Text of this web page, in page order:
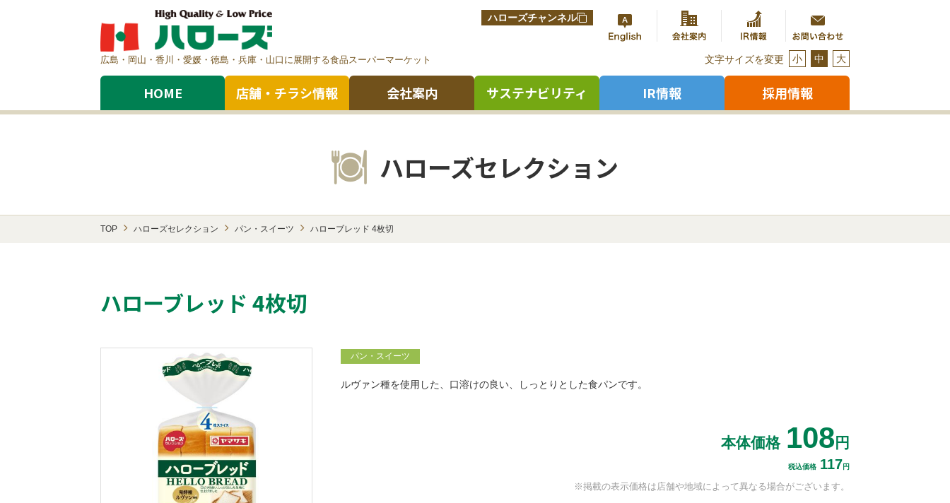
広島・岡山・香川・愛媛・徳島・兵庫・山口に展開する食品スーパーマーケット
ハローズチャンネル
文字サイズを変更 小 中 大
HOME 店舗・チラシ情報 会社案内 サステナビリティ IR情報 採用情報
ハローズセレクション
TOP ハローズセレクション パン・スイーツ ハローブレッド 4枚切
ハローブレッド 4枚切
パン・スイーツ
ルヴァン種を使用した、口溶けの良い、しっとりとした食パンです。
本体価格 108 円
税込価格 117円
※掲載の表示価格は店舗や地域によって異なる場合がございます。